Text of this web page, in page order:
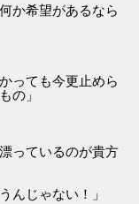
か希望があるなら
っても今更止めら
の」
っているのが貴方
んじゃない！」